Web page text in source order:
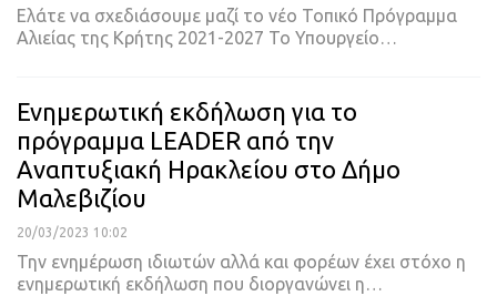
Ελάτε να σχεδιάσουμε μαζί το νέο Τοπικό Πρόγραμμα
Αλιείας της Κρήτης 2021-2027 Το Υπουργείο…
Ενημερωτική εκδήλωση για το
πρόγραμμα LEADER από την
Αναπτυξιακή Ηρακλείου στο Δήμο
Μαλεβιζίου
20/03/2023 10:02
Την ενημέρωση ιδιωτών αλλά και φορέων έχει στόχο η
ενημερωτική εκδήλωση που διοργανώνει η…